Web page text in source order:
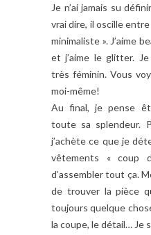
Je n’ai jamais su
vrai dire, il oscille
minimaliste ». J’aime
et j’aime le glitter.
très féminin. Vous
moi-même!
Au final, je pense
toute sa splendeur.
j’achète ce que je
vêtements « coup
d’assembler tout ça.
de trouver la pièce
toujours quelque
la coupe, le détail… Je